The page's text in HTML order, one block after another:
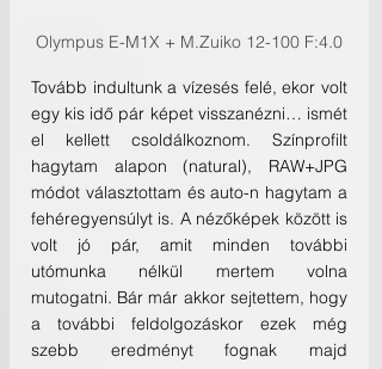
Olympus E-M1X + M.Zuiko 12-100 F:4.0
Tovább indultunk a vízesés felé, ekor volt
egy kis idő pár képet visszanézni… ismét
el kellett csoldálkoznom. Színprofilt
hagytam alapon (natural), RAW+JPG
módot választottam és auto-n hagytam a
fehéregyensúlyt is. A nézőképek között is
volt jó pár, amit minden további
utómunka nélkül mertem volna
mutogatni. Bár már akkor sejtettem, hogy
a további feldolgozáskor ezek még
szebb eredményt fognak majd